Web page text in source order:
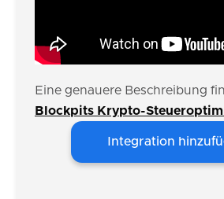
Eine genauere Beschreibung
Blockpits Krypto-
Integration